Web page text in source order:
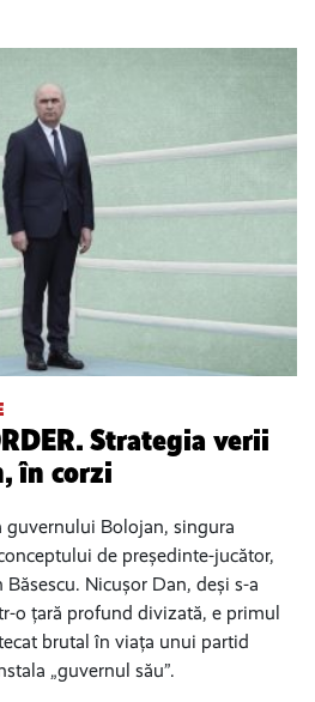
Strategia verii
în corzi
guvernului Bolojan, singura
de președinte-jucător,
Nicușor Dan, deși s-a
o țară profund divizată, e primul
brutal în viața unui partid
„guvernul său”.